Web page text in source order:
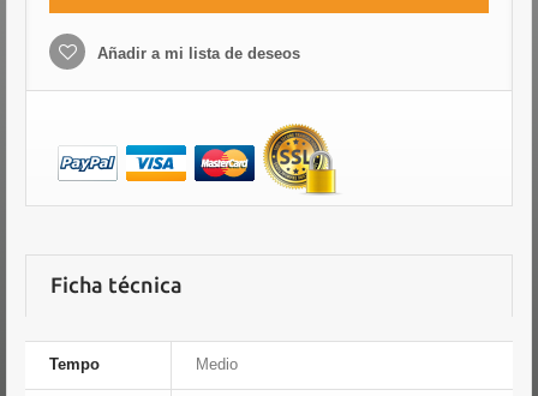
Añadir a mi lista de deseos
Ficha técnica
Tempo Medio